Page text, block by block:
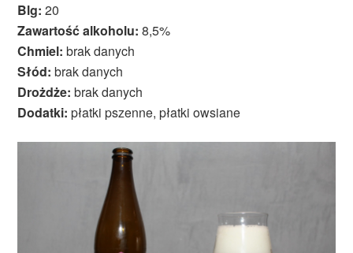
Blg: 20
Zawartość alkoholu: 8,5%
Chmiel: brak danych
Słód: brak danych
Drożdże: brak danych
Dodatki: płatki pszenne, płatki owsiane